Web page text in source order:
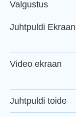
Valgustus
Juhtpuldi Ekraan
Video ekraan
Juhtpuldi toide